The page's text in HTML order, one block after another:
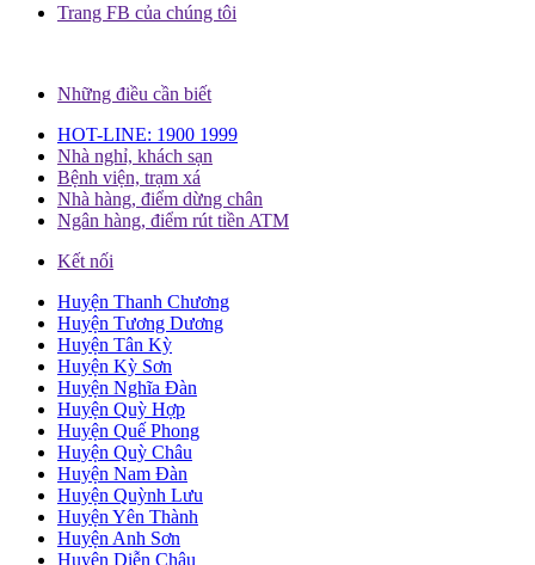
Trang FB của chúng tôi
Những điều cần biết
HOT-LINE: 1900 1999
Nhà nghỉ, khách sạn
Bệnh viện, trạm xá
Nhà hàng, điểm dừng chân
Ngân hàng, điểm rút tiền ATM
Kết nối
Huyện Thanh Chương
Huyện Tương Dương
Huyện Tân Kỳ
Huyện Kỳ Sơn
Huyện Nghĩa Đàn
Huyện Quỳ Hợp
Huyện Quế Phong
Huyện Quỳ Châu
Huyện Nam Đàn
Huyện Quỳnh Lưu
Huyện Yên Thành
Huyện Anh Sơn
Huyện Diễn Châu